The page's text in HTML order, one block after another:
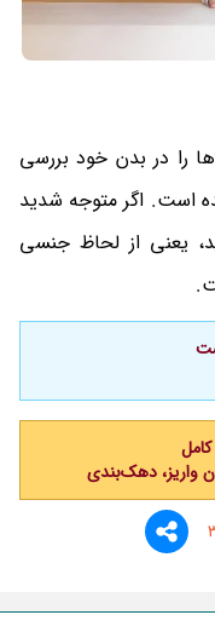
را در بدن خود بررسی
است. اگر متوجه شدید
یعنی از لحاظ جنسی